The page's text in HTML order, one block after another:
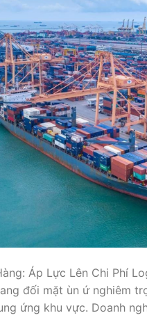
Áp Lực Lên Chi Phí
đối mặt ùn ứ nghiêm
ứng khu vực. Doanh